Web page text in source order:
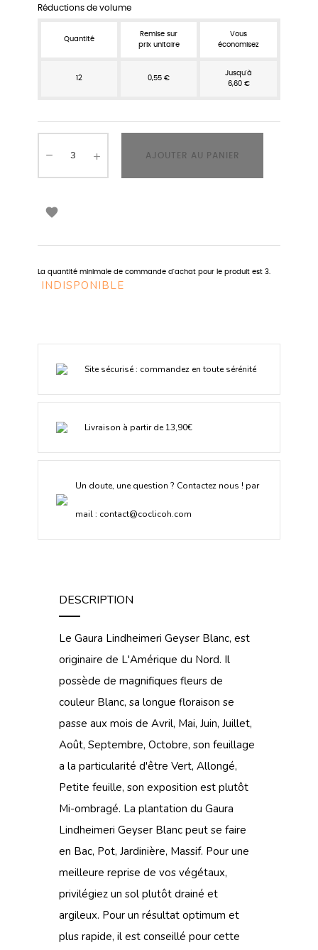
Réductions de volume
Quantité
Remise sur
prix unitaire
Vous
économisez
12 0,55 €
Jusqu'à
6,60 €
AJOUTER AU PANIER

La quantité minimale de commande d'achat pour le produit est 3.
INDISPONIBLE
Site sécurisé : commandez en toute sérénité
Livraison à partir de 13,90€
Un doute, une question ? Contactez nous ! par
mail : contact@coclicoh.com
DESCRIPTION
Le Gaura Lindheimeri Geyser Blanc, est
originaire de L'Amérique du Nord. Il
possède de magnifiques fleurs de
couleur Blanc, sa longue floraison se
passe aux mois de Avril, Mai, Juin, Juillet,
Août, Septembre, Octobre, son feuillage
a la particularité d'être Vert, Allongé,
Petite feuille, son exposition est plutôt
Mi-ombragé. La plantation du Gaura
Lindheimeri Geyser Blanc peut se faire
en Bac, Pot, Jardinière, Massif. Pour une
meilleure reprise de vos végétaux,
privilégiez un sol plutôt drainé et
argileux. Pour un résultat optimum et
plus rapide, il est conseillé pour cette